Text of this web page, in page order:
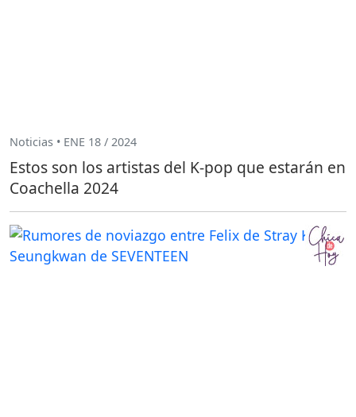
Noticias • ENE 18 / 2024
Estos son los artistas del K-pop que estarán en
Coachella 2024